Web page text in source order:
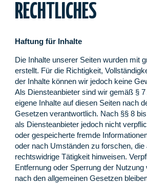
RECHTLICHES
Haftung für Inhalte
Die Inhalte unserer Seiten wurden mit
erstellt. Für die Richtigkeit,
der Inhalte können wir jedoch keine
Als Diensteanbieter sind wir gemäß §
eigene Inhalte auf diesen Seiten nach
Gesetzen verantwortlich. Nach §§ 8
als Diensteanbieter jedoch nicht
oder gespeicherte fremde
oder nach Umständen zu forschen, die
rechtswidrige Tätigkeit hinweisen.
Entfernung oder Sperrung der Nutzung
nach den allgemeinen Gesetzen